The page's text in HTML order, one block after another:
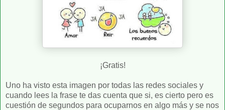
¡Gratis!
Uno ha visto esta imagen por todas las redes sociales y
cuando lees la frase te das cuenta que si, es cierto pero es
cuestión de segundos para ocuparnos en algo más y se nos